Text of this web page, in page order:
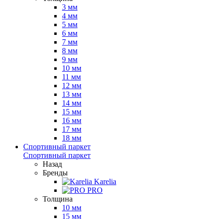
3 мм
4 мм
5 мм
6 мм
7 мм
8 мм
9 мм
10 мм
11 мм
12 мм
13 мм
14 мм
15 мм
16 мм
17 мм
18 мм
Спортивный паркет
Спортивный паркет
Назад
Бренды
Karelia
PRO
Толщина
10 мм
15 мм